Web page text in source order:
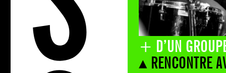
+ D’UN
▴ RENCONTRE